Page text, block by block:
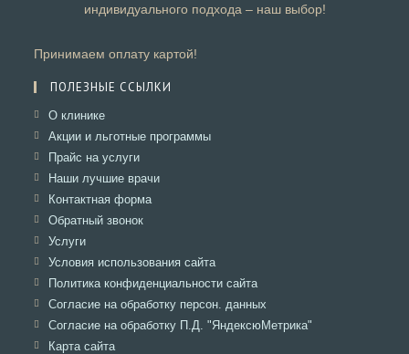
индивидуального подхода – наш выбор!
Принимаем оплату картой!
ПОЛЕЗНЫЕ ССЫЛКИ
О клиникеОткроется
в
вкладке
Акции и льготные программыОткроется
Прайс на услугиОткроется
в
вкладке
Наши лучшие врачиОткроется
Контактная формаОткроется
Обратный звонокОткроется
вкладке
УслугиОткроется
в
вкладке
Условия использования сайтаОткроется
в
вкладке
Политика конфиденциальности сайтаОткроется
в
вкладке
Согласие на обработку персон. данных
в
Согласие на обработку П.Д. "ЯндексюМетрика"
Карта сайтаОткроется